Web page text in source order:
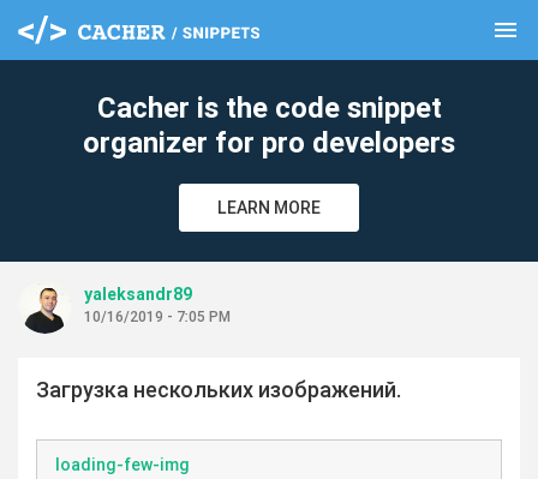
menu
Cacher is the code snippet
organizer for pro developers
LEARN MORE
yaleksandr89
10/16/2019 - 7:05 PM
Загрузка нескольких изображений.
loading-few-img
clear